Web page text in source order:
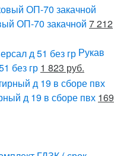
ОП-70 закачной 7 212
Рукав
без гр 1 823 руб.
д 19 в сборе пвх 169